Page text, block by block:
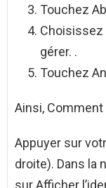
Touchez
Choisissez
gérer. .
Touchez
Ainsi,
Appuyer sur
droite). Dans la
sur Afficher